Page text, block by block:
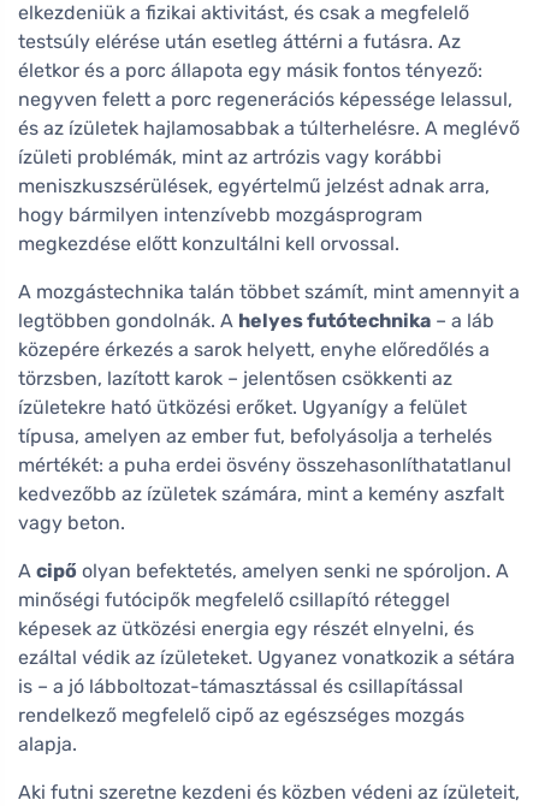
elkezdeniük a fizikai aktivitást, és csak a megfelelő
testsúly elérése után esetleg áttérni a futásra. Az
életkor és a porc állapota egy másik fontos tényező:
negyven felett a porc regenerációs képessége lelassul,
és az ízületek hajlamosabbak a túlterhelésre. A meglévő
ízületi problémák, mint az artrózis vagy korábbi
meniszkuszsérülések, egyértelmű jelzést adnak arra,
hogy bármilyen intenzívebb mozgásprogram
megkezdése előtt konzultálni kell orvossal.
A mozgástechnika talán többet számít, mint amennyit a
legtöbben gondolnák. A helyes futótechnika – a láb
közepére érkezés a sarok helyett, enyhe előredőlés a
törzsben, lazított karok – jelentősen csökkenti az
ízületekre ható ütközési erőket. Ugyanígy a felület
típusa, amelyen az ember fut, befolyásolja a terhelés
mértékét: a puha erdei ösvény összehasonlíthatatlanul
kedvezőbb az ízületek számára, mint a kemény aszfalt
vagy beton.
A cipő olyan befektetés, amelyen senki ne spóroljon. A
minőségi futócipők megfelelő csillapító réteggel
képesek az ütközési energia egy részét elnyelni, és
ezáltal védik az ízületeket. Ugyanez vonatkozik a sétára
is – a jó lábboltozat-támasztással és csillapítással
rendelkező megfelelő cipő az egészséges mozgás
alapja.
Aki futni szeretne kezdeni és közben védeni az ízületeit,